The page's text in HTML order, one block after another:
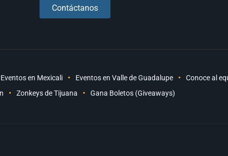
Contáctanos
Eventos en Mexicali Eventos en Valle de Guadalupe
Conoce al
Zonkeys de Tijuana Gana Boletos (Giveaways)